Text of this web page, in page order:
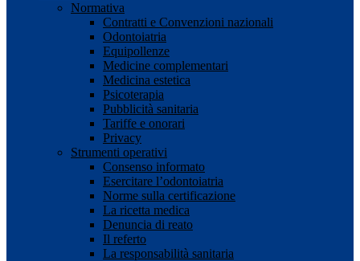
Normativa
Contratti e Convenzioni nazionali
Odontoiatria
Equipollenze
Medicine complementari
Medicina estetica
Psicoterapia
Pubblicità sanitaria
Tariffe e onorari
Privacy
Strumenti operativi
Consenso informato
Esercitare l’odontoiatria
Norme sulla certificazione
La ricetta medica
Denuncia di reato
Il referto
La responsabilità sanitaria